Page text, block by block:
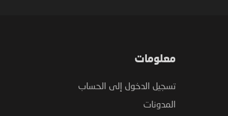
معلومات
تسجيل الدخول إلى الحساب
المدونات